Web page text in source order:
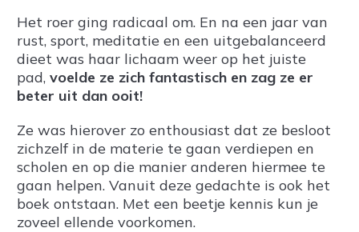
Het roer ging radicaal om. En na een jaar van
rust, sport, meditatie en een uitgebalanceerd
dieet was haar lichaam weer op het juiste
pad, voelde ze zich fantastisch en zag ze er
beter uit dan ooit!
Ze was hierover zo enthousiast dat ze besloot
zichzelf in de materie te gaan verdiepen en
scholen en op die manier anderen hiermee te
gaan helpen. Vanuit deze gedachte is ook het
boek ontstaan. Met een beetje kennis kun je
zoveel ellende voorkomen.